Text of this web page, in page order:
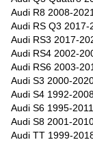
Audi R8 2008-2021
Audi RS Q3 2017-
Audi RS3 2017-
Audi RS4 2002-
Audi RS6 2003-
Audi S3 2000-
Audi S4 1992-
Audi S6 1995-2011
Audi S8 2001-
Audi TT 1999-